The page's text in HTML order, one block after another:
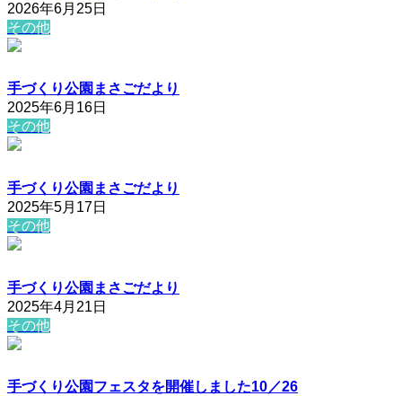
2026年6月25日
その他
手づくり公園まさごだより
2025年6月16日
その他
手づくり公園まさごだより
2025年5月17日
その他
手づくり公園まさごだより
2025年4月21日
その他
手づくり公園フェスタを開催しました10／26